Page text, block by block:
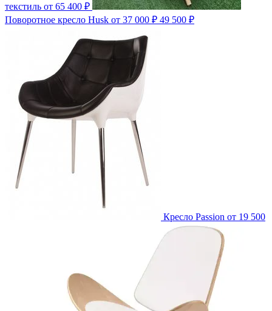
текстиль от 65 400 ₽
Поворотное кресло Husk от 37 000 ₽ 49 500 ₽
Кресло Passion от 19 500